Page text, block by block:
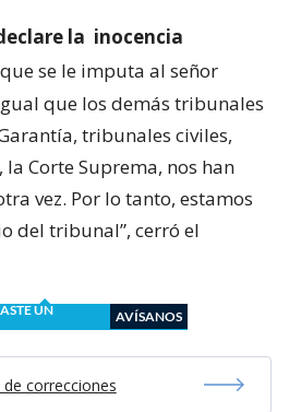
la inocencia
se le imputa al señor
que los demás tribunales
tribunales civiles,
la Corte Suprema, nos han
vez. Por lo tanto, estamos
del tribunal”, cerró el
UN
AVÍSANOS
correcciones